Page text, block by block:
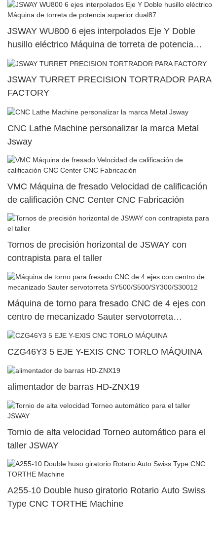
JSWAY WU800 6 ejes interpolados Eje Y Doble
husillo eléctrico Máquina de torreta de potencia
superior dual87
JSWAY TURRET PRECISION TORTRADOR PARA
FACTORY
CNC Lathe Machine personalizar la marca Metal
Jsway
VMC Máquina de fresado Velocidad de calificación
de calificación CNC Center CNC Fabricación
Tornos de precisión horizontal de JSWAY con
contrapista para el taller
Máquina de torno para fresado CNC de 4 ejes con
centro de mecanizado Sauter servotorreta
SY500/S500/SY300/S30012
CZG46Y3 5 EJE Y-EXIS CNC TORLO MÁQUINA
alimentador de barras HD-ZNX19
Tornio de alta velocidad Torneo automático para el
taller JSWAY
A255-10 Double huso giratorio Rotario Auto Swiss
Type CNC TORTHE Machine